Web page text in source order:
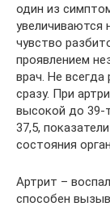
один из
увеличиваются
чувство
проявлением
врач. Не всегда
сразу. При
высокой до 39-
37,5,
состояния
Артрит –
способен